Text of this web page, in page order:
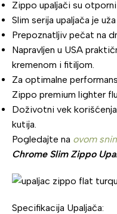
Zippo upaljači su
Slim serija upaljača je
Prepoznatljiv pečat na
Napravljen u USA
kremenom i fitiljom.
Za optimalne
Zippo premium lighter
Doživotni vek
kutija.
Pogledajte na ovom
Chrome Slim Zippo
Specifikacija Upaljača: